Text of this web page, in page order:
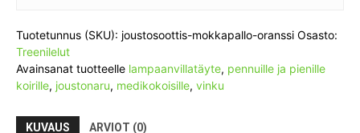
Tuotetunnus (SKU): joustosoottis-mokkapallo-oranssi Osasto:
Treenilelut
Avainsanat tuotteelle lampaanvillatäyte, pennuille ja pienille
koirille, joustonaru, medikokoisille, vinku
KUVAUS ARVIOT (0)